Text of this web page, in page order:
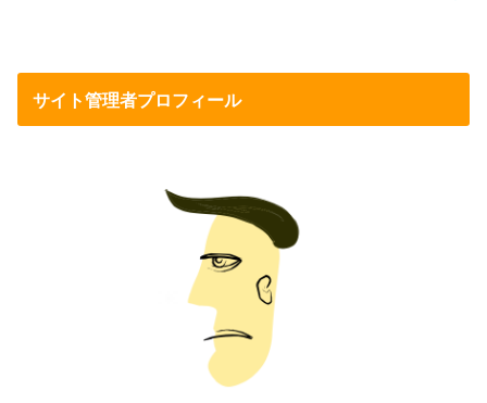
サイト管理者プロフィール